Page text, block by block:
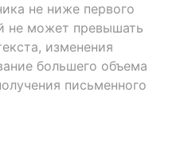
не ниже первого
не может превышать
изменения
большего объема
письменного